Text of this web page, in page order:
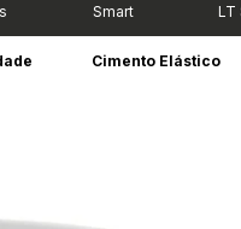
Smart LT
Cimento Elástico